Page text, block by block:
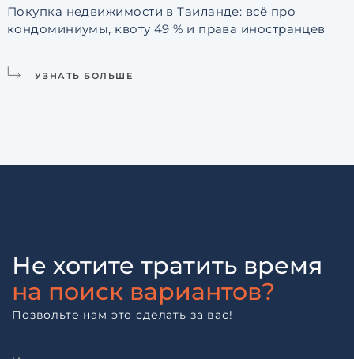
Покупка недвижимости в Таиланде: всё про
кондоминиумы, квоту 49 % и права иностранцев
УЗНАТЬ БОЛЬШЕ
Не хотите тратить время
на поиск вариантов?
Позвольте нам это сделать за вас!